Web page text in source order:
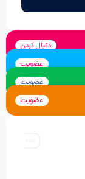
دنبال کردن
عضویت
عضویت
عضویت